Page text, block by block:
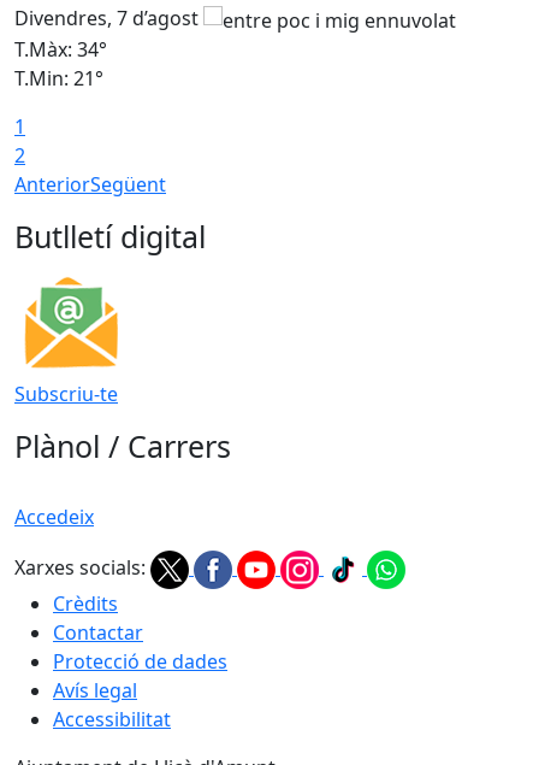
Divendres, 7 d’agost
T.Màx: 34°
T.Min: 21°
1
2
AnteriorSegüent
Butlletí digital
Subscriu-te
Plànol / Carrers
Accedeix
Xarxes socials:
Crèdits
Contactar
Protecció de dades
Avís legal
Accessibilitat